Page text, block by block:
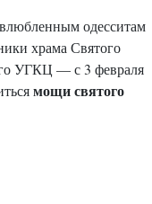
одесситам
храма Святого
УГКЦ — с 3 февраля
мощи святого